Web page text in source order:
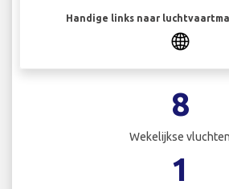
Handige links naar
8
Wekelijkse vluchten
1